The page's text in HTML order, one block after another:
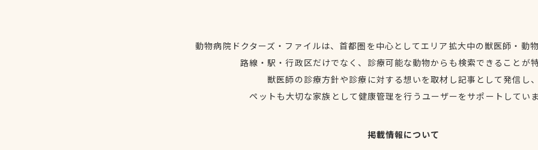
動物病院ドクターズ・ファイルは、首都圏を中心としてエリア拡大中の獣医師・動
路線・駅・行政区だけでなく、診療可能な動物からも検索できることが
獣医師の診療方針や診療に対する想いを取材し記事として発信し
ペットも大切な家族として健康管理を行うユーザーをサポートしてい
掲載情報について